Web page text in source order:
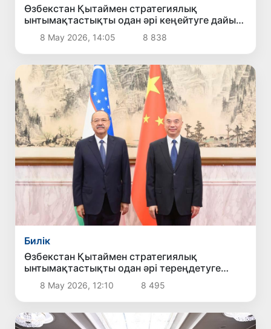
Өзбекстан Қытаймен стратегиялық
ынтымақтастықты одан әрі кеңейтуге дайын
екенін мәлімдеді
8 Мау 2026, 14:05 8 838
Билік
Өзбекстан Қытаймен стратегиялық
ынтымақтастықты одан әрі тереңдетуге
мүдделі екенін мәлімдеді
8 Мау 2026, 12:10 8 495